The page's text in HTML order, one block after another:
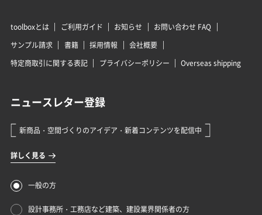
toolboxとは ご利用ガイド お知らせ
お問い合わせ FAQ
サンプル請求
書籍 採用情報
会社概要
特定商取引に関する表記
プライバシーポリシー Overseas shipping